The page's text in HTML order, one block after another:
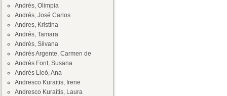
Andrés, Olimpia
Andrés, José Carlos
Andres, Kristina
Andrés, Tamara
Andrés, Silvana
Andrés Argente, Carmen de
Andrès Font, Susana
Andrés Lleó, Ana
Andresco Kuraitis, Irene
Andresco Kuraitis, Laura